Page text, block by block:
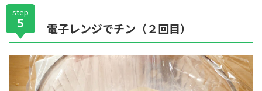
step
5 電子レンジでチン（２回目）